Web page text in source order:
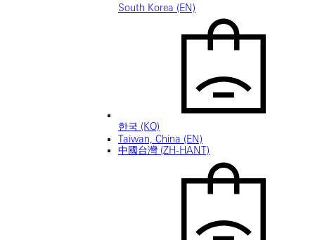
South Korea (EN)
한국 (KO)
Taiwan, China (EN)
中國台灣 (ZH-HANT)